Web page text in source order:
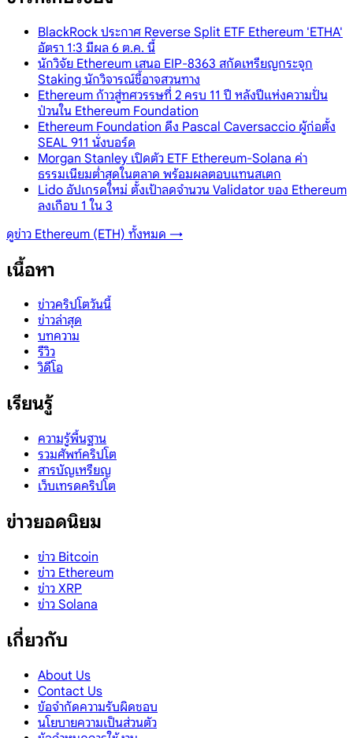
BlackRock ประกาศ Reverse Split ETF Ethereum 'ETHA'
อัตรา 1:3 มีผล 6 ต.ค. นี้
นักวิจัย Ethereum เสนอ EIP-8363 สกัดเหรียญกระจุก
Staking นักวิจารณ์ชี้อาจสวนทาง
Ethereum ก้าวสู่ทศวรรษที่ 2 ครบ 11 ปี หลังปีแห่งความปั่น
ป่วนใน Ethereum Foundation
Ethereum Foundation ดึง Pascal Caversaccio ผู้ก่อตั้ง
SEAL 911 นั่งบอร์ด
Morgan Stanley เปิดตัว ETF Ethereum-Solana ค่า
ธรรมเนียมต่ำสุดในตลาด พร้อมผลตอบแทนสเตก
Lido อัปเกรดใหม่ ตั้งเป้าลดจำนวน Validator ของ Ethereum
ลงเกือบ 1 ใน 3
ดูข่าว Ethereum (ETH) ทั้งหมด →
เนื้อหา
ข่าวคริปโตวันนี้
ข่าวล่าสุด
บทความ
รีวิว
วิดีโอ
เรียนรู้
ความรู้พื้นฐาน
รวมศัพท์คริปโต
สารบัญเหรียญ
เว็บเทรดคริปโต
ข่าวยอดนิยม
ข่าว Bitcoin
ข่าว Ethereum
ข่าว XRP
ข่าว Solana
เกี่ยวกับ
About Us
Contact Us
ข้อจำกัดความรับผิดชอบ
นโยบายความเป็นส่วนตัว